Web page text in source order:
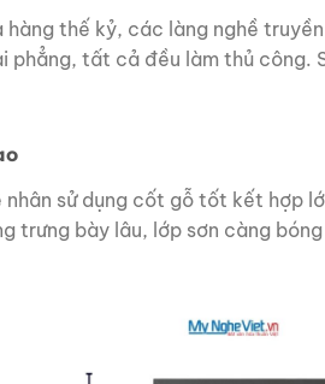
hàng thế kỷ, các làng nghề
phẳng, tất cả đều làm thủ
sử dụng cốt gỗ tốt kết hợp
bày lâu, lớp sơn càng